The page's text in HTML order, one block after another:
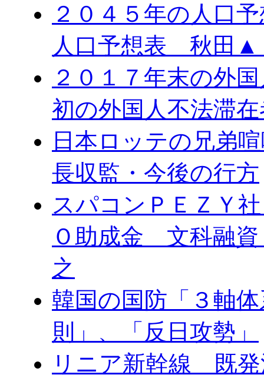
２０４５年の人口
人口予想表 秋田▲
２０１７年末の外
初の外国人不法滞
日本ロッテの兄弟
長収監・今後の行方
スパコンＰＥＺＹ
Ｏ助成金 文科融
之
韓国の国防「３軸
則」、「反日攻勢」
リニア新幹線 既発